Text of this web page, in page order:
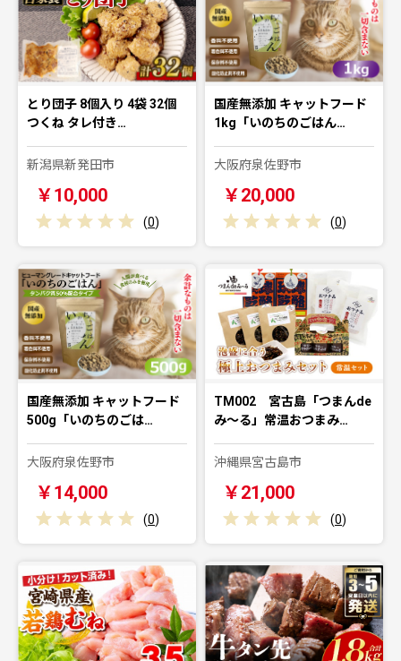
とり団子 8個入り 4袋 32個
つくね タレ付き…
新潟県新発田市
￥10,000
(0)
国産無添加 キャットフード
1kg「いのちのごはん…
大阪府泉佐野市
￥20,000
(0)
国産無添加 キャットフード
500g「いのちのごは…
大阪府泉佐野市
￥14,000
(0)
TM002 宮古島「つまんde
み〜る」常温おつまみ…
沖縄県宮古島市
￥21,000
(0)